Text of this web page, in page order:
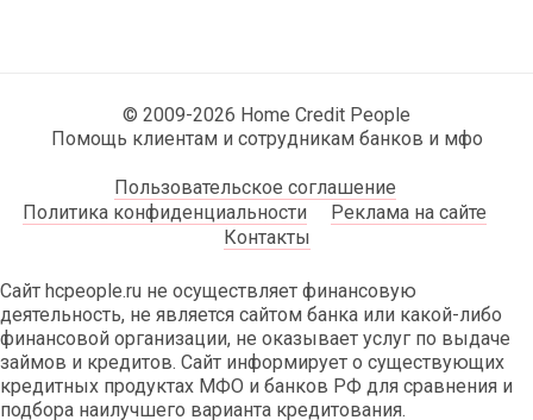
© 2009-2026 Home Credit People
Помощь клиентам и сотрудникам банков и мфо
Пользовательское соглашение
Политика конфиденциальности
Реклама на сайте
Контакты
Сайт hcpeople.ru не осуществляет финансовую
деятельность, не является сайтом банка или какой-либо
финансовой организации, не оказывает услуг по выдаче
займов и кредитов. Сайт информирует о существующих
кредитных продуктах МФО и банков РФ для сравнения и
подбора наилучшего варианта кредитования.